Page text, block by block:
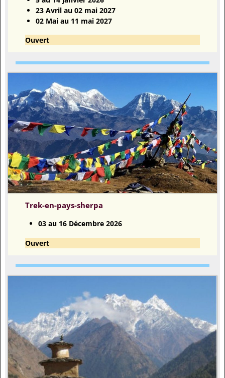
23 Avril au 02 mai 2027
02 Mai au 11 mai 2027
Ouvert
Trek-en-pays-sherpa
03 au 16 Décembre 2026
Ouvert